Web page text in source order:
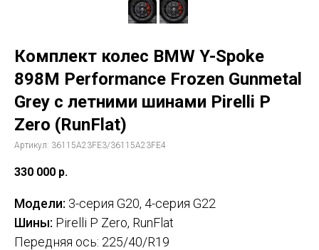
Комплект колес BMW Y-Spoke
898M Performance Frozen Gunmetal
Grey с летними шинами Pirelli P
Zero (RunFlat)
Артикул: 36115A23FE3/36115A23FE4
330 000 р.
Модели: 3-серия G20, 4-серия G22
Шины: Pirelli P Zero, RunFlat
Передняя ось: 225/40/R19